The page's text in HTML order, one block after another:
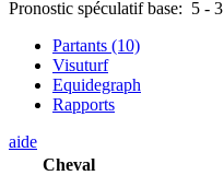
Pronostic spéculatif base: 5 - 3
Partants (10)
Visuturf
Equidegraph
Rapports
aide
Cheval